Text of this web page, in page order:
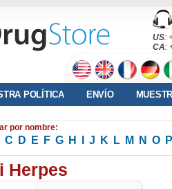
US:
CA:
POLÍTICA ENVÍO
por nombre:
C D E F G H J K L M N O P
Herpes